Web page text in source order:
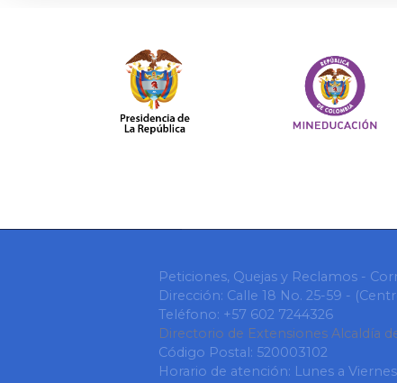
Peticiones, Quejas y Reclamos -
Dirección: Calle 18 No. 25-59 -
Teléfono: +57 602 7244326
Directorio de Extensiones Alcaldía
Código Postal: 520003102
Horario de atención: Lunes a